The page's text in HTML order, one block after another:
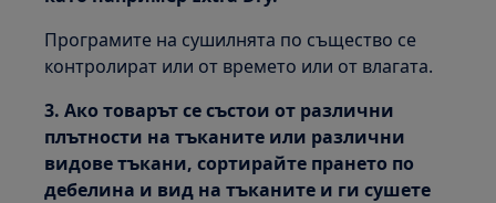
Програмите на сушилнята по същество се
контролират или от времето или от влагата.
3. Ако товарът се състои от различни
плътности на тъканите или различни
видове тъкани, сортирайте прането по
дебелина и вид на тъканите и ги сушете